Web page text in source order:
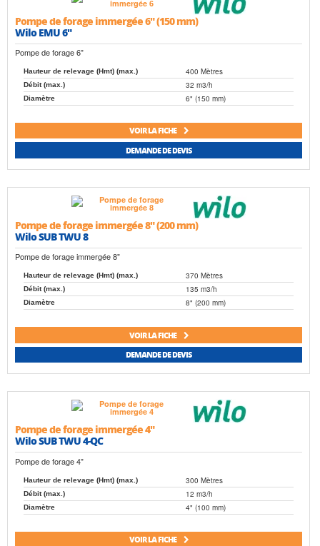
Pompe de forage immergée 6" (150 mm)
Wilo EMU 6"
Pompe de forage 6"
Hauteur de relevage (Hmt) (max.) 400 Mètres
Débit (max.) 32 m3/h
Diamètre 6" (150 mm)
VOIR LA FICHE
DEMANDE DE DEVIS
Pompe de forage immergée 8" (200 mm)
Wilo SUB TWU 8
Pompe de forage immergée 8"
Hauteur de relevage (Hmt) (max.) 370 Mètres
Débit (max.) 135 m3/h
Diamètre 8" (200 mm)
VOIR LA FICHE
DEMANDE DE DEVIS
Pompe de forage immergée 4"
Wilo SUB TWU 4-QC
Pompe de forage 4"
Hauteur de relevage (Hmt) (max.) 300 Mètres
Débit (max.) 12 m3/h
Diamètre 4" (100 mm)
VOIR LA FICHE